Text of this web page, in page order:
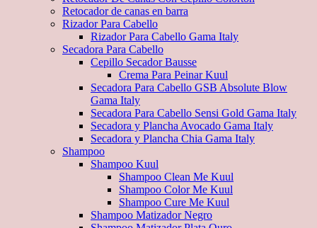
Retocador de canas en barra
Rizador Para Cabello
Rizador Para Cabello Gama Italy
Secadora Para Cabello
Cepillo Secador Bausse
Crema Para Peinar Kuul
Secadora Para Cabello GSB Absolute Blow
Gama Italy
Secadora Para Cabello Sensi Gold Gama Italy
Secadora y Plancha Avocado Gama Italy
Secadora y Plancha Chia Gama Italy
Shampoo
Shampoo Kuul
Shampoo Clean Me Kuul
Shampoo Color Me Kuul
Shampoo Cure Me Kuul
Shampoo Matizador Negro